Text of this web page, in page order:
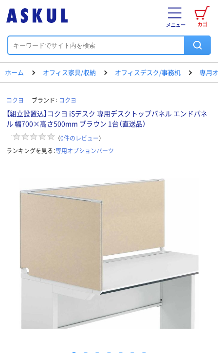
カゴ
メニュー
ホーム オフィス家具/収納 オフィスデスク/事務机 専用
コクヨ ブランド： コクヨ
【組立設置込】コクヨ iSデスク 専用デスクトップパネル エンドパネ
ル 幅700×高さ500mm ブラウン 1台（直送品）
（0件のレビュー）
ランキングを見る：専用オプションパーツ